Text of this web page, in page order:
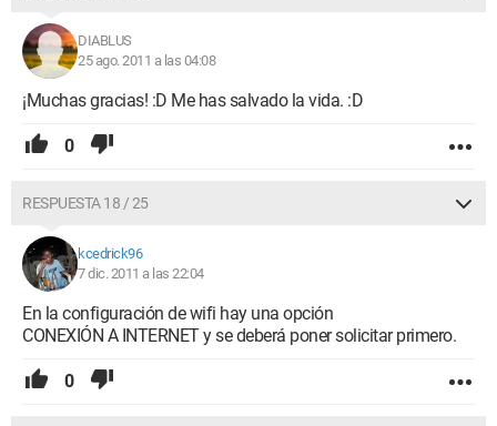
DIABLUS
25 ago. 2011 a las 04:08
¡Muchas gracias! :D Me has salvado la vida. :D
0
RESPUESTA 18 / 25
kcedrick96
7 dic. 2011 a las 22:04
En la configuración de wifi hay una opción
CONEXIÓN A INTERNET y se deberá poner solicitar primero.
0